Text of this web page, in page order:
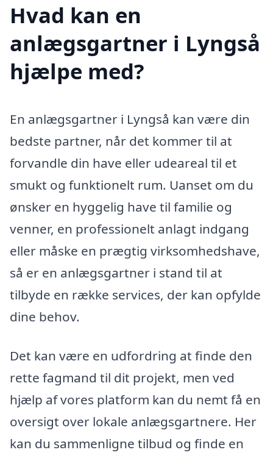
Hvad kan en
anlægsgartner i Lyngså
hjælpe med?
En anlægsgartner i Lyngså kan være din
bedste partner, når det kommer til at
forvandle din have eller udeareal til et
smukt og funktionelt rum. Uanset om du
ønsker en hyggelig have til familie og
venner, en professionelt anlagt indgang
eller måske en prægtig virksomhedshave,
så er en anlægsgartner i stand til at
tilbyde en række services, der kan opfylde
dine behov.
Det kan være en udfordring at finde den
rette fagmand til dit projekt, men ved
hjælp af vores platform kan du nemt få en
oversigt over lokale anlægsgartnere. Her
kan du sammenligne tilbud og finde en